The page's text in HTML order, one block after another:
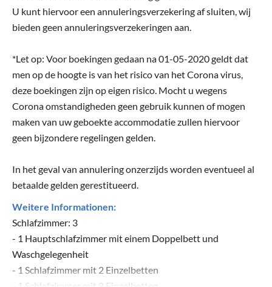
U kunt hiervoor een annuleringsverzekering af sluiten, wij
bieden geen annuleringsverzekeringen aan.
*Let op: Voor boekingen gedaan na 01-05-2020 geldt dat
men op de hoogte is van het risico van het Corona virus,
deze boekingen zijn op eigen risico. Mocht u wegens
Corona omstandigheden geen gebruik kunnen of mogen
maken van uw geboekte accommodatie zullen hiervoor
geen bijzondere regelingen gelden.
In het geval van annulering onzerzijds worden eventueel al
betaalde gelden gerestitueerd.
Weitere Informationen:
Schlafzimmer: 3
- 1 Hauptschlafzimmer mit einem Doppelbett und
Waschgelegenheit
- 1 Schlafzimmer mit 2 Einzelbetten